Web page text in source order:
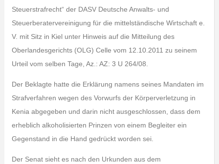
Steuerstrafrecht“ der DASV Deutsche Anwalts- und
Steuerberatervereinigung für die mittelständische Wirtschaft e.
V. mit Sitz in Kiel unter Hinweis auf die Mitteilung des
Oberlandesgerichts (OLG) Celle vom 12.10.2011 zu seinem
Urteil vom selben Tage, Az.: AZ: 3 U 264/08.
Der Beklagte hatte die Erklärung namens seines Mandaten im
Strafverfahren wegen des Vorwurfs der Körperverletzung in
Kenia abgegeben und darin nicht ausgeschlossen, dass dem
erheblich alkoholisierten Prinzen von einem Begleiter ein
Gegenstand in die Hand gedrückt worden sei.
Der Senat sieht es nach den Urkunden aus dem